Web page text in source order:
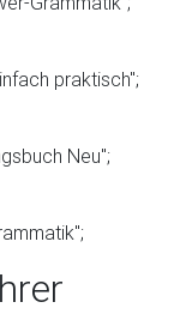
praktisch";
Neu";